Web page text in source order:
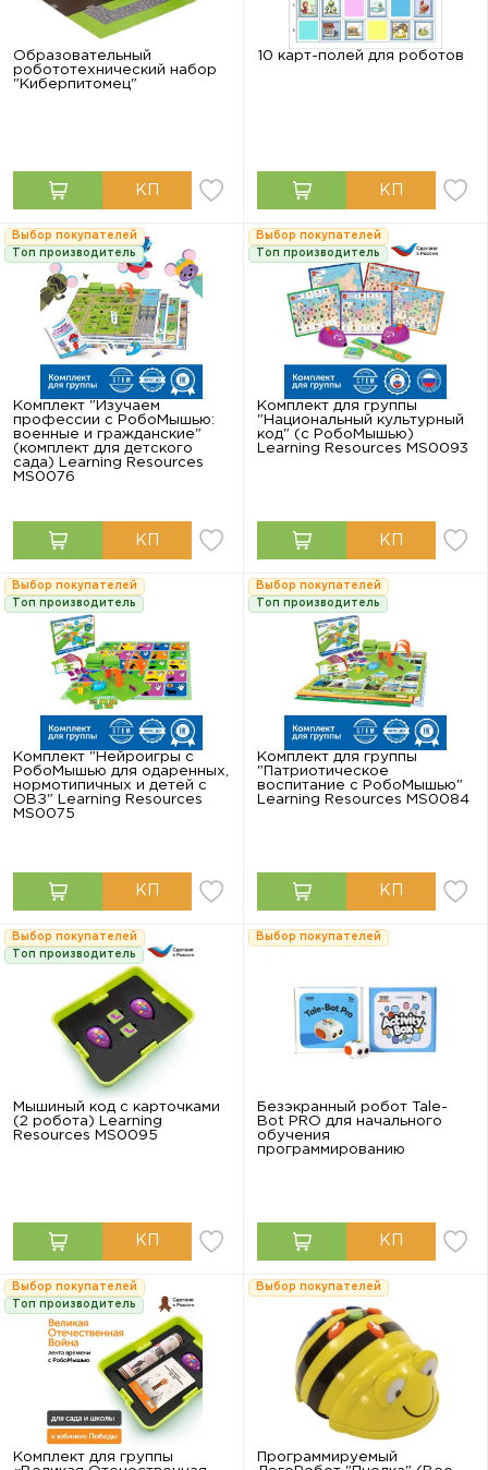
Образовательный
робототехнический набор
"Киберпитомец"
10 карт-полей для роботов
Выбор покупателей
Топ производитель
Комплект "Изучаем
профессии с РобоМышью:
военные и гражданские"
(комплект для детского
сада) Learning Resources
MS0076
Выбор покупателей
Топ производитель
Комплект для группы
"Национальный культурный
код" (с РобоМышью)
Learning Resources MS0093
Выбор покупателей
Топ производитель
Комплект "Нейроигры с
РобоМышью для одаренных,
нормотипичных и детей с
ОВЗ" Learning Resources
MS0075
Выбор покупателей
Топ производитель
Комплект для группы
"Патриотическое
воспитание с РобоМышью"
Learning Resources MS0084
Выбор покупателей
Топ производитель
Мышиный код с карточками
(2 робота) Learning
Resources MS0095
Выбор покупателей
Безэкранный робот Tale-
Bot PRO для начального
обучения
программированию
Выбор покупателей
Топ производитель
Комплект для группы
Выбор покупателей
Программируемый